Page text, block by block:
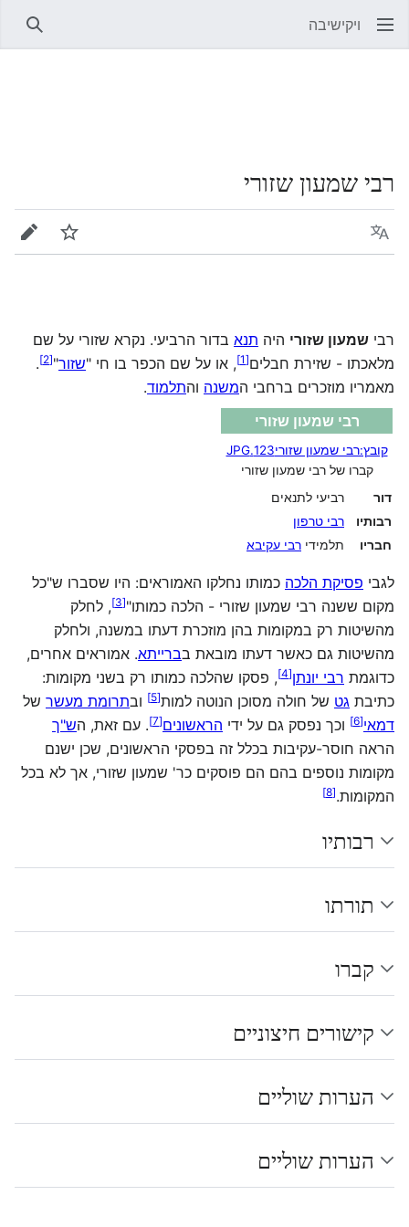
ויקישיבה
רבי שמעון שזורי
שפה מעקב
רבי שמעון שזורי היה תנא בדור הרביעי. נקרא שזורי על שם
מלאכתו - שזירת חבלים‏[
1
], או על שם הכפר בו חי "שזור"‏
[
2
]
.
מאמריו מוזכרים ברחבי המשנה והתלמוד.
רבי שמעון שזורי
קובץ:רבי שמעון שזורי123.JPG
קברו של רבי שמעון שזורי
דור
רביעי לתנאים
רבותיו
רבי טרפון
חבריו
תלמידי רבי עקיבא
לגבי פסיקת הלכה כמותו נחלקו האמוראים: היו שסברו ש"כל
מקום ששנה רבי שמעון שזורי - הלכה כמותו"‏[
3
], לחלק
מהשיטות רק במקומות בהן מוזכרת דעתו במשנה, ולחלק
מהשיטות גם כאשר דעתו מובאת בברייתא. אמוראים אחרים,
כדוגמת רבי יונתן[
4
], פסקו שהלכה כמותו רק בשני מקומות:
כתיבת גט של חולה מסוכן הנוטה למות‏[
5
] ובתרומת מעשר של
דמאי[
6
] וכך נפסק גם על ידי הראשונים[
7
]. עם זאת, הש"ך
הראה חוסר-עקיבות בכלל זה בפסקי הראשונים, שכן ישנם
מקומות נוספים בהם הם פוסקים כר' שמעון שזורי, אך לא בכל
המקומות.‏[
8
]
רבותיו
תורתו
קברו
קישורים חיצוניים
הערות שוליים
הערות שוליים